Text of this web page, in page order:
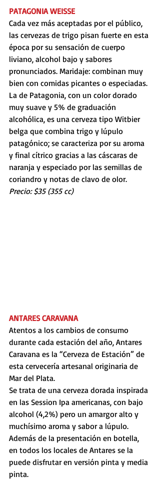
PATAGONIA WEISSE
Cada vez más aceptadas por el público,
las cervezas de trigo pisan fuerte en esta
época por su sensación de cuerpo
liviano, alcohol bajo y sabores
pronunciados. Maridaje: combinan muy
bien con comidas picantes o especiadas.
La de Patagonia, con un color dorado
muy suave y 5% de graduación
alcohólica, es una cerveza tipo Witbier
belga que combina trigo y lúpulo
patagónico; se caracteriza por su aroma
y final cítrico gracias a las cáscaras de
naranja y especiado por las semillas de
coriandro y notas de clavo de olor.
Precio: $35 (355 cc)
ANTARES CARAVANA
Atentos a los cambios de consumo
durante cada estación del año, Antares
Caravana es la “Cerveza de Estación” de
esta cervecería artesanal originaria de
Mar del Plata.
Se trata de una cerveza dorada inspirada
en las Session Ipa americanas, con bajo
alcohol (4,2%) pero un amargor alto y
muchísimo aroma y sabor a lúpulo.
Además de la presentación en botella,
en todos los locales de Antares se la
puede disfrutar en versión pinta y media
pinta.